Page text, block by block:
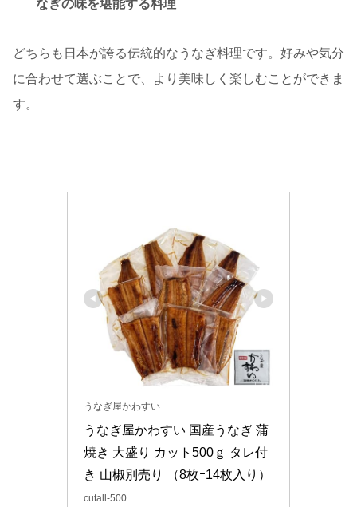
なぎの味を堪能する料理
どちらも日本が誇る伝統的なうなぎ料理です。好みや気分
に合わせて選ぶことで、より美味しく楽しむことができま
す。
うなぎ屋かわすい
うなぎ屋かわすい 国産うなぎ 蒲
焼き 大盛り カット500ｇ タレ付
き 山椒別売り （8枚ｰ14枚入り）
cutall-500